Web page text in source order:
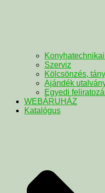
Szerviz
Kölcsönzés,
Ajándék
Egyedi
WEBÁRUHÁZ
Katalógus